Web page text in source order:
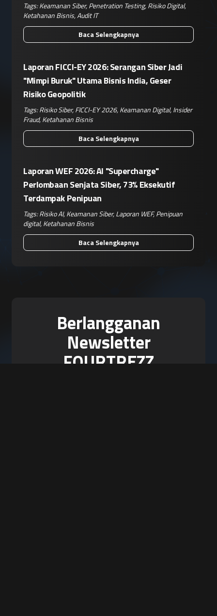
Tags:Keamanan Siber,Penetration Testing,Risiko Digital,
Ketahanan Bisnis,Audit IT
Baca Selengkapnya
Laporan FICCI-EY 2026: Serangan Siber Jadi
"Mimpi Buruk" Utama Bisnis India, Geser
Risiko Geopolitik
Tags:Risiko Siber,FICCI-EY 2026,Keamanan Digital,Insider
Fraud,Ketahanan Bisnis
Baca Selengkapnya
Laporan WEF 2026: AI "Supercharge"
Perlombaan Senjata Siber, 73% Eksekutif
Terdampak Penipuan
Tags:Risiko AI,Keamanan Siber,Laporan WEF,Penipuan
digital,Ketahanan Bisnis
Baca Selengkapnya
Berlangganan
Newsletter
FOURTREZZ